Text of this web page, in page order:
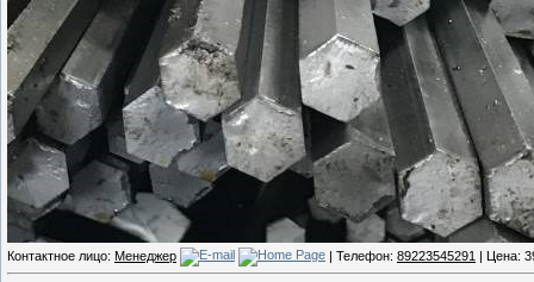
Контактное лицо: Менеджер | Телефон: 89223545291 | Цена: